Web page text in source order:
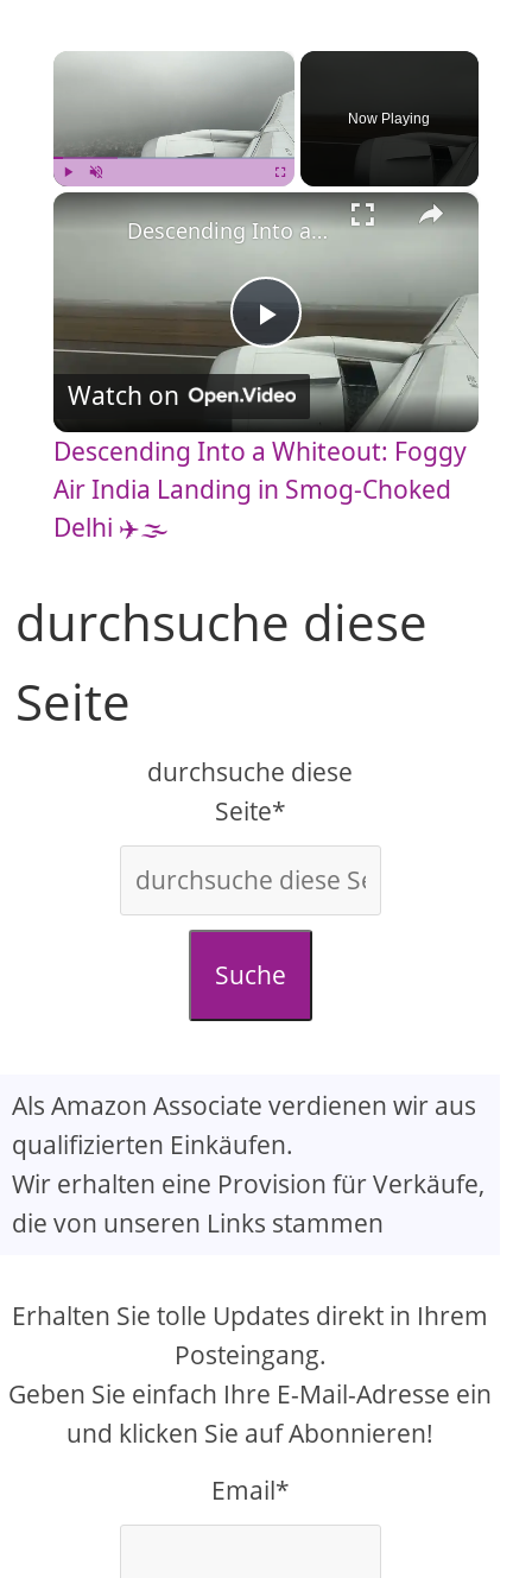
×
Play Unmute Fullscreen
Now Playing
×
P
l
a
V
d
e
o
Descending Into a Whiteout: Foggy Air India Landing in Smog-Choked Delhi ✈️🌫️
Watch on
Descending Into a Whiteout: Foggy
Air India Landing in Smog-Choked
Delhi ✈️🌫️
durchsuche diese
Seite
durchsuche diese
Seite*
Suche
Als Amazon Associate verdienen wir aus
qualifizierten Einkäufen.
Wir erhalten eine Provision für Verkäufe,
die von unseren Links stammen
Erhalten Sie tolle Updates direkt in Ihrem
Posteingang.
Geben Sie einfach Ihre E-Mail-Adresse ein
und klicken Sie auf Abonnieren!
Email*